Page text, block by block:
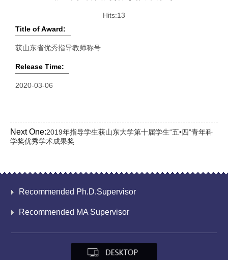
Hits:13
Title of Award:
获山东省优秀指导教师称号
Release Time:
2020-03-06
Next One:2019年指导学生获山东大学第十届学生“五•四”青年科
学奖优秀学术成果奖
Recommended Ph.D.Supervisor
Recommended MA Supervisor